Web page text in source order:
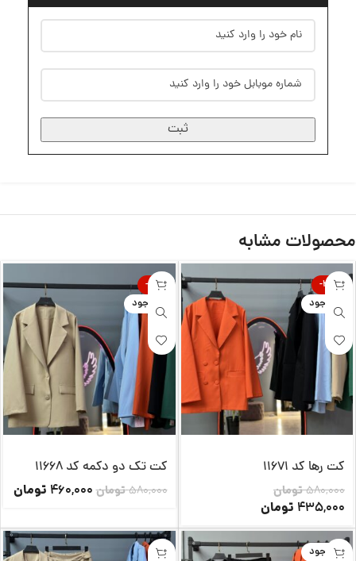
ثبت
محصولات مشابه
-25%
ناموجود
کت رها کد 11671
580,000تومان
435,000 تومان
-21%
ناموجود
کت تک دو دکمه کد 11668
580,000تومان460,000 تومان
ناموجود